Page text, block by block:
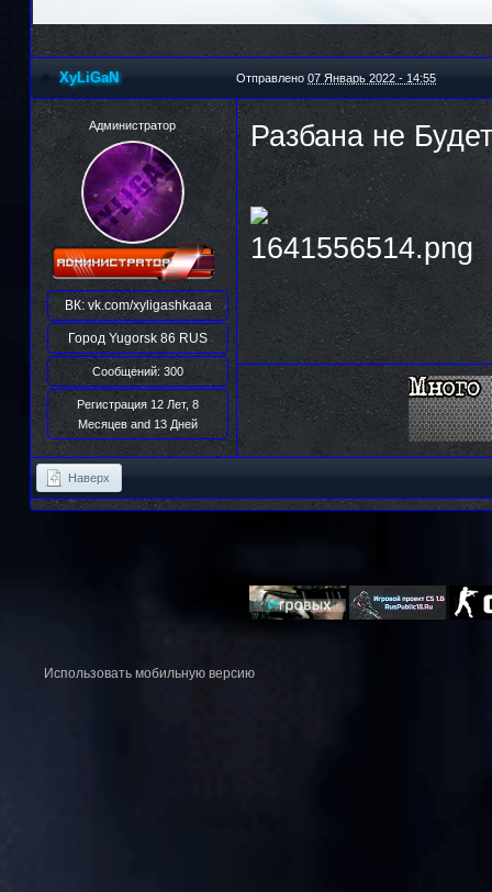
XyLiGaN Отправлено 07 Январь 2022 - 14:55
Администратор
ВК: vk.com/xyligashkaaa
Город Yugorsk 86 RUS
Сообщений: 300
Регистрация 12 Лет, 8
Месяцев and 13 Дней
Разбана не
Наверх
Использовать мобильную версию